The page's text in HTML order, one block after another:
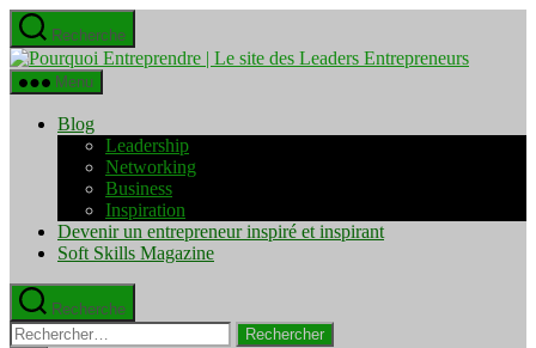
Aller
au
contenu
Recherche
Pourquoi
Menu
Blog
Leadership
Networking
Business
Inspiration
Devenir un entrepreneur inspiré et inspirant
Soft Skills Magazine
Recherche
Rechercher :